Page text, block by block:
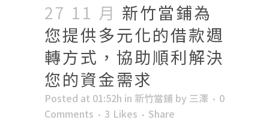
27 11 月 新竹當鋪為
您提供多元化的借款週
轉方式，協助順利解決
您的資金需求
Posted at 01:52h in 新竹當鋪 by 三澤
0
Comments
3 Likes
Share